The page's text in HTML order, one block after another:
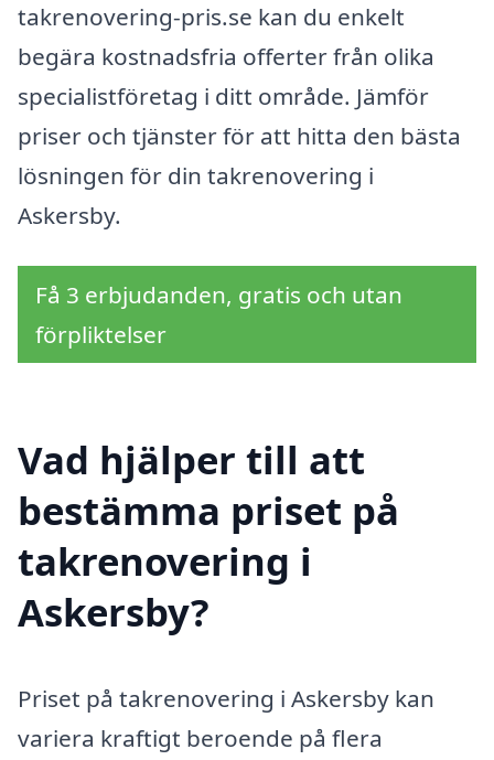
takrenovering-pris.se kan du enkelt
begära kostnadsfria offerter från olika
specialistföretag i ditt område. Jämför
priser och tjänster för att hitta den bästa
lösningen för din takrenovering i
Askersby.
Få 3 erbjudanden, gratis och utan
förpliktelser
Vad hjälper till att
bestämma priset på
takrenovering i
Askersby?
Priset på takrenovering i Askersby kan
variera kraftigt beroende på flera